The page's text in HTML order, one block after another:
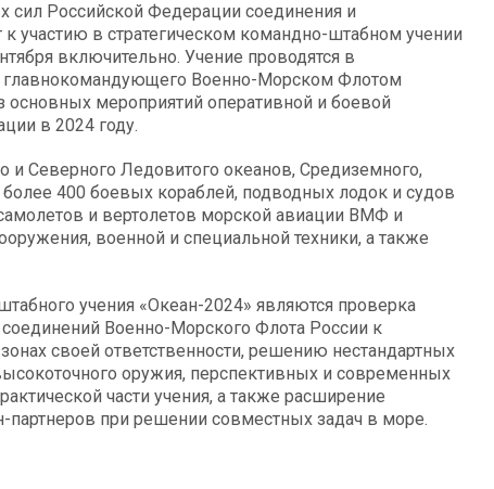
сил Российской Федерации соединения и
участию в стратегическом командно-штабном учении
включительно. Учение проводятся в
Военно-Морском Флотом
мероприятий оперативной и боевой
в 2024 году.
и Северного Ледовитого океанов, Средиземного,
400 боевых кораблей, подводных лодок и судов
и вертолетов морской авиации ВМФ и
военной и специальной техники, а также
учения «Океан-2024» являются проверка
Военно-Морского Флота России к
своей ответственности, решению нестандартных
оружия, перспективных и современных
части учения, а также расширение
при решении совместных задач в море.